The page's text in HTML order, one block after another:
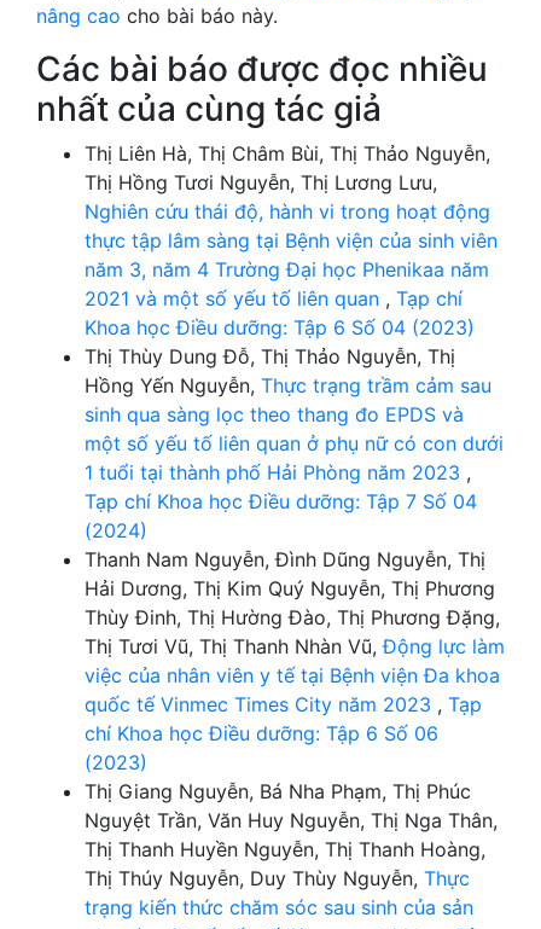
nâng cao cho bài báo này.
Các bài báo được đọc nhiều
nhất của cùng tác giả
Thị Liên Hà, Thị Châm Bùi, Thị Thảo Nguyễn,
Thị Hồng Tươi Nguyễn, Thị Lương Lưu,
Nghiên cứu thái độ, hành vi trong hoạt động
thực tập lâm sàng tại Bệnh viện của sinh viên
năm 3, năm 4 Trường Đại học Phenikaa năm
2021 và một số yếu tố liên quan , Tạp chí
Khoa học Điều dưỡng: Tập 6 Số 04 (2023)
Thị Thùy Dung Đỗ, Thị Thảo Nguyễn, Thị
Hồng Yến Nguyễn, Thực trạng trầm cảm sau
sinh qua sàng lọc theo thang đo EPDS và
một số yếu tố liên quan ở phụ nữ có con dưới
1 tuổi tại thành phố Hải Phòng năm 2023 ,
Tạp chí Khoa học Điều dưỡng: Tập 7 Số 04
(2024)
Thanh Nam Nguyễn, Đình Dũng Nguyễn, Thị
Hải Dương, Thị Kim Quý Nguyễn, Thị Phương
Thùy Đinh, Thị Hường Đào, Thị Phương Đặng,
Thị Tươi Vũ, Thị Thanh Nhàn Vũ,Động lực làm
việc của nhân viên y tế tại Bệnh viện Đa khoa
quốc tế Vinmec Times City năm 2023 , Tạp
chí Khoa học Điều dưỡng: Tập 6 Số 06
(2023)
Thị Giang Nguyễn, Bá Nha Phạm, Thị Phúc
Nguyệt Trần, Văn Huy Nguyễn, Thị Nga Thân,
Thị Thanh Huyền Nguyễn, Thị Thanh Hoàng,
Thị Thúy Nguyễn, Duy Thùy Nguyễn, Thực
trạng kiến thức chăm sóc sau sinh của sản